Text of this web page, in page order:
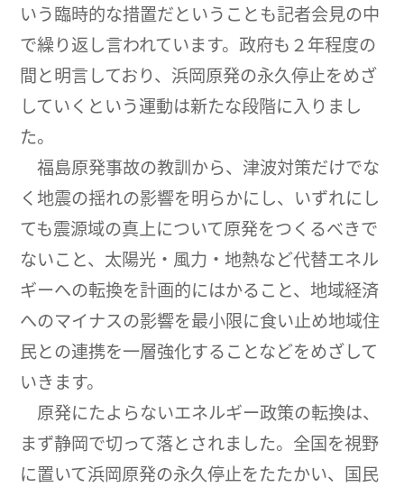
いう臨時的な措置だということも記者会見の中
で繰り返し言われています。政府も２年程度の
間と明言しており、浜岡原発の永久停止をめざ
していくという運動は新たな段階に入りまし
た。
福島原発事故の教訓から、津波対策だけでな
く地震の揺れの影響を明らかにし、いずれにし
ても震源域の真上について原発をつくるべきで
ないこと、太陽光・風力・地熱など代替エネル
ギーへの転換を計画的にはかること、地域経済
へのマイナスの影響を最小限に食い止め地域住
民との連携を一層強化することなどをめざして
いきます。
原発にたよらないエネルギー政策の転換は、
まず静岡で切って落とされました。全国を視野
に置いて浜岡原発の永久停止をたたかい、国民